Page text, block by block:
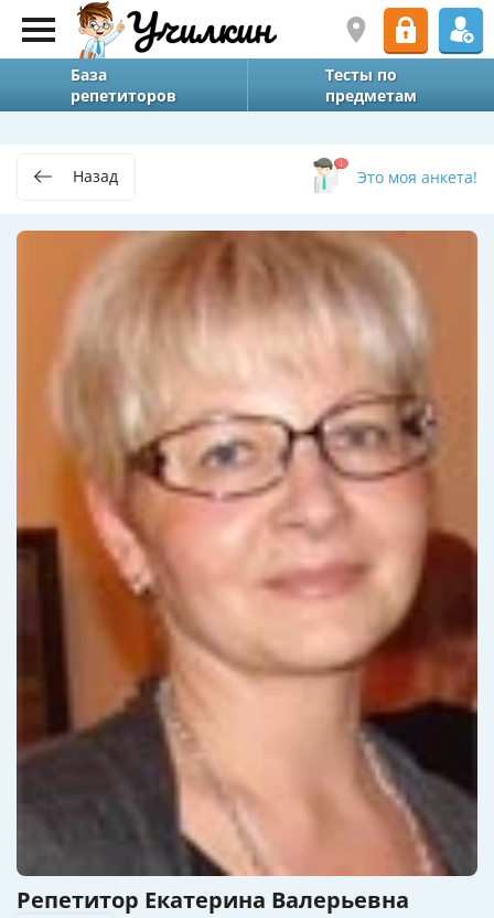
База
репетиторов
Тесты по
предметам
Назад Это моя анкета!
Репетитор Екатерина Валерьевна